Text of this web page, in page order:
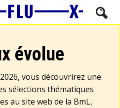
évolue
vous découvrirez une
sélections thématiques
au site web de la BmL,